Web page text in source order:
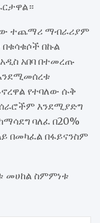
ተጨማሪ ማብራሪያም
በኩል
አበባ በተመረጡ
የተባለው ሱቅ
እንደሚያድግ
ባለፈ በ20%
በመካፈል በፋይናንስም
መሀከል ስምምነቱ